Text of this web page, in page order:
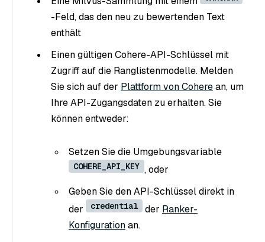
-Feld, das den neu zu bewertenden Text
enthält
Einen gültigen Cohere-API-Schlüssel mit
Zugriff auf die Ranglistenmodelle. Melden
Sie sich auf der Plattform von Coherean, um
Ihre API-Zugangsdaten zu erhalten. Sie
können entweder:
Setzen Sie die Umgebungsvariable
COHERE_API_KEY , oder
Geben Sie den API-Schlüssel direkt in
der
credential der Ranker-
Konfigurationan.